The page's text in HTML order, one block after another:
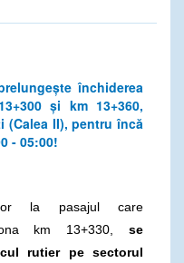
închiderea
și km 13+360,
(Calea II), pentru încă
- 05:00!
la pasajul care
km 13+330,
se
rutier pe sectorul